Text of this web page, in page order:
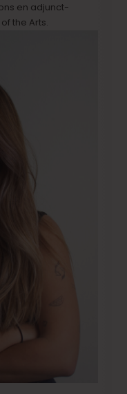
en adjunct-
the Arts.